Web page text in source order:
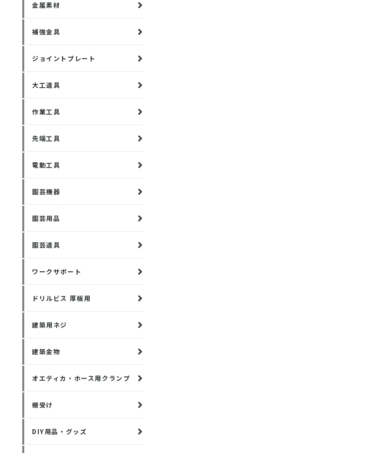
金属素材
補強金具
ジョイントプレート
大工道具
作業工具
先端工具
電動工具
園芸機器
園芸用品
園芸道具
ワークサポート
ドリルビス 厚板用
建築用ネジ
建築金物
オエティカ・ホース用クランプ
棚受け
DIY用品・グッズ